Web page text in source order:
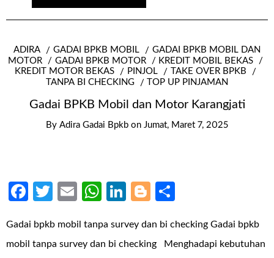
ADIRA GADAI BPKB MOBIL
GADAI BPKB MOBIL DAN
MOTOR
GADAI BPKB MOTOR
KREDIT MOBIL BEKAS
KREDIT MOTOR BEKAS
PINJOL
TAKE OVER BPKB
TANPA BI CHECKING
TOP UP PINJAMAN
Gadai BPKB Mobil dan Motor Karangjati
By Adira Gadai Bpkb on Jumat, Maret 7, 2025
Facebook
Twitter
EmailWhatsApp
LinkedIn
Blogger
Gadai bpkb mobil tanpa survey dan bi checking Gadai bpkb
mobil tanpa survey dan bi checking Menghadapi kebutuhan